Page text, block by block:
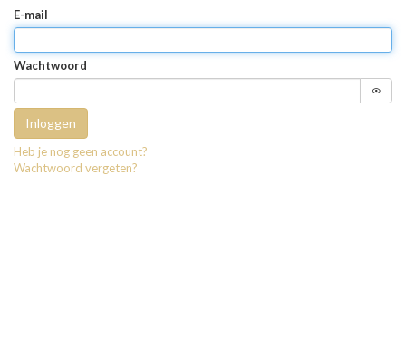
E-mail
Wachtwoord
Inloggen
Heb je nog geen account?
Wachtwoord vergeten?